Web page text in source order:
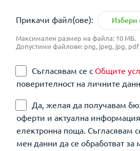
Прикачи файл(ове): Избери
Максимален размер на файла: 10 МБ.
Допустими файлове: png, jpeg, jpg,
Съгласявам се с Общите
поверителност на личните
Да, желая да получавам
оферти и актуална
електронна поща. Съгласявам
мен данни да се обработват за